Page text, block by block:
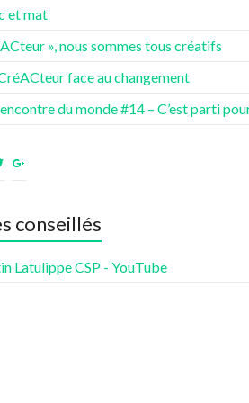
et mat
», nous sommes tous créatifs
face au changement
du monde #14 – C’est parti
Voir
Samsenie
sur
samsenie
sur
conseillés
Latulippe CSP - YouTube